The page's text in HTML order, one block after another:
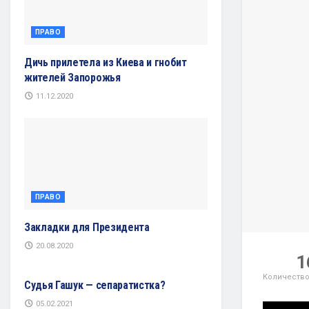
ПРАВО
Дичь прилетела из Киева и гнобит
жителей Запорожья
11.12.2020
ПРАВО
Закладки для Президента
20.08.2020
Судья Гашук — сепаратистка?
05.02.2021